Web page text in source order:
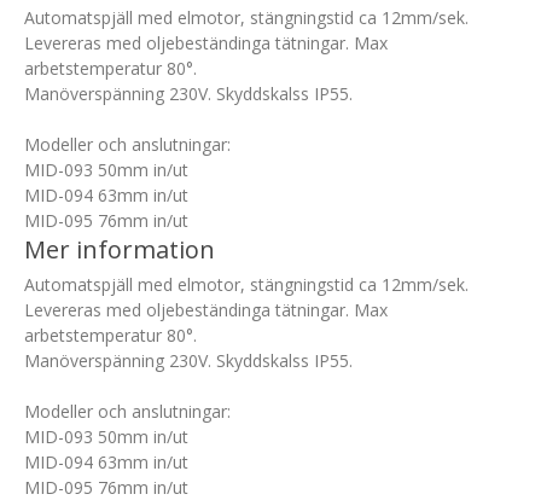
Automatspjäll med elmotor, stängningstid ca 12mm/sek.
Levereras med oljebeständinga tätningar. Max
arbetstemperatur 80°.
Manöverspänning 230V. Skyddskalss IP55.
Modeller och anslutningar:
MID-093 50mm in/ut
MID-094 63mm in/ut
MID-095 76mm in/ut
Mer information
Automatspjäll med elmotor, stängningstid ca 12mm/sek.
Levereras med oljebeständinga tätningar. Max
arbetstemperatur 80°.
Manöverspänning 230V. Skyddskalss IP55.
Modeller och anslutningar:
MID-093 50mm in/ut
MID-094 63mm in/ut
MID-095 76mm in/ut